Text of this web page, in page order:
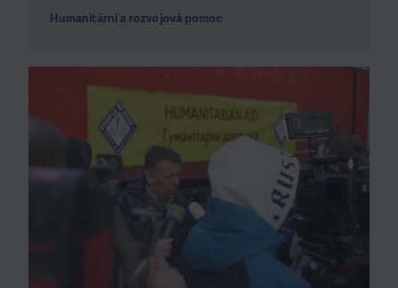
Humanitární a rozvojová pomoc